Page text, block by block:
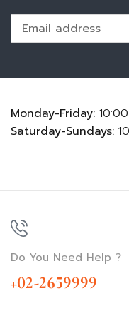
Monday-Friday:
Saturday-Sundays:
Do You Need Help ?
+02-2659999